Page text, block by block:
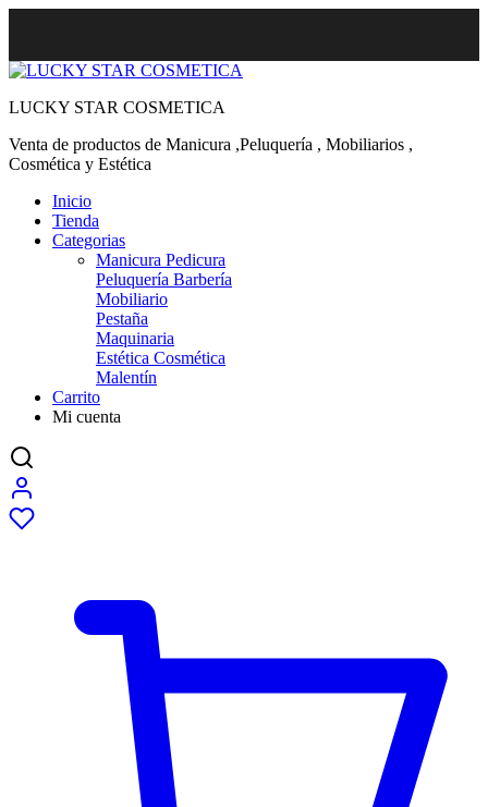
LUCKY STAR COSMETICA
Venta de productos de Manicura ,Peluquería , Mobiliarios ,
Cosmética y Estética
Inicio
Tienda
Categorias
Manicura Pedicura
Peluquería Barbería
Mobiliario
Pestaña
Maquinaria
Estética Cosmética
Malentín
Carrito
Mi cuenta